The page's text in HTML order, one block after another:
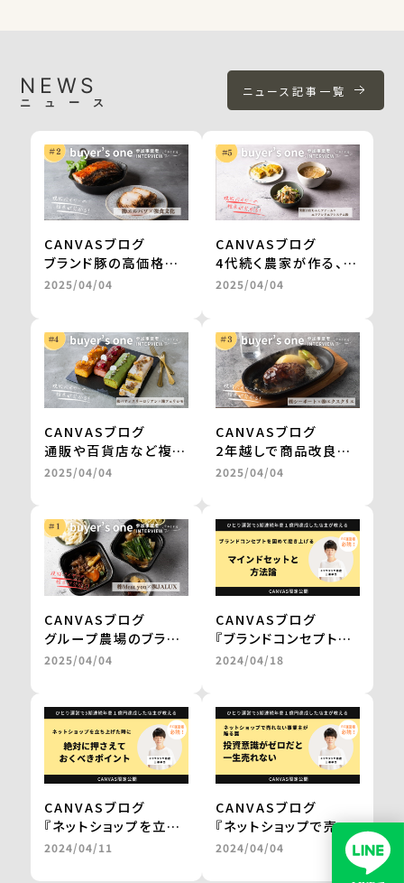
NEWS
ニュース
ニュース記事一覧
CANVASブログ
ブランド豚の高価格帯
ギフトが、お取り寄せグ
の開発も進行中
＜from buyer’s
one＞
2025/04/04
CANVASブログ
4代続く農家が作る、無
農薬栽培・天日干しの
～600食を継続販売
＜from buyer’s
one＞
2025/04/04
CANVASブログ
通販や百貨店など複数
社との商品開発が一気
拡大を実現 ＜from
buyer’s one＞
2025/04/04
CANVASブログ
2年越しで商品改良に
取り組み、百貨店のギ
実現 ＜from
buyer’s one＞
2025/04/04
CANVASブログ
グループ農場のブラン
ド和牛を、レンジアップ
百貨店やJALの通販で
の販売を実現
＜from buyer’s
one＞
2025/04/04
CANVASブログ
『ブランドコンセプトを
固めて磨き上げる
by 三浦卓也氏
2024/04/18
CANVASブログ
『ネットショップを立ち
上げた時に
2024/04/11
CANVASブログ
『ネットショップで売れ
ない事業主が陥る罠。
投資意識がゼロだと一
2024/04/04